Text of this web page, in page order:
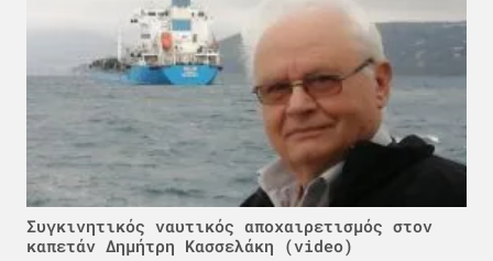
Συγκινητικός ναυτικός αποχαιρετισμός στον
καπετάν Δημήτρη Κασσελάκη (video)